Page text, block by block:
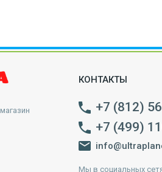
КОНТАКТЫ
+7 (812)
+7 (499)
Мы в социальных